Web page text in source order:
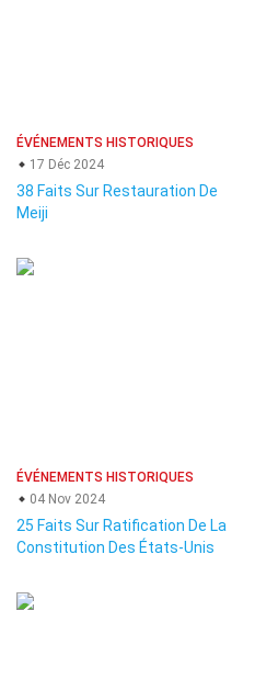
ÉVÉNEMENTS HISTORIQUES
17 Déc 2024
38 Faits Sur Restauration De
Meiji
ÉVÉNEMENTS HISTORIQUES
04 Nov 2024
25 Faits Sur Ratification De La
Constitution Des États-Unis